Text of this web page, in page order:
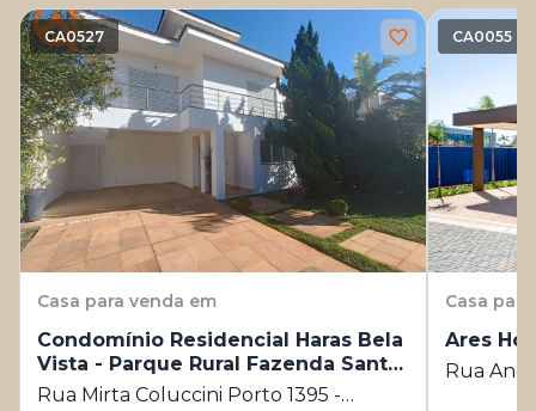
CA0527
Casa para venda em
Condomínio Residencial Haras Bela
Vista - Parque Rural Fazenda Santa
Cândida
Rua Mirta Coluccini Porto 1395 -
CA0055
Casa
Ares
Rua